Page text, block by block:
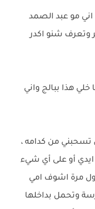
اني مو عبد الصمد
وتعرف شنو اكدر
خلي هذا ببالج واني
من كدامه ،
ايدي أو على أي شيء
مرة اشوف امي
وتحمل بداخلها